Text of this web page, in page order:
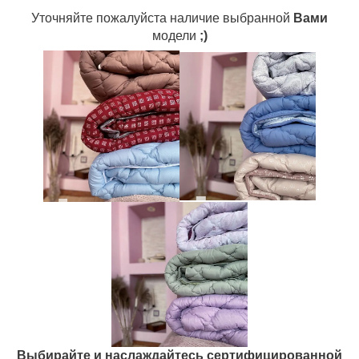
Уточняйте пожалуйста наличие выбранной Вами
модели ;)
Выбирайте и наслаждайтесь сертифицированной